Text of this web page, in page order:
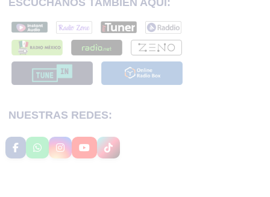
NUESTRAS REDES: